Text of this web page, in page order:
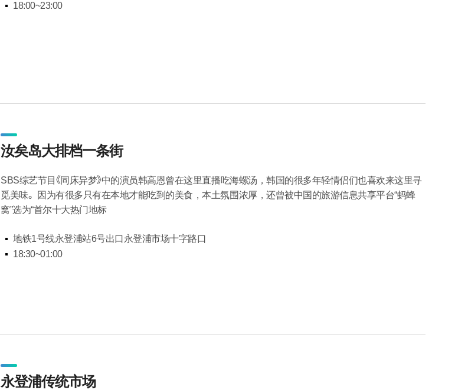
18:00~23:00
汝矣岛大排档一条街
SBS综艺节目《同床异梦》中的演员韩高恩曾在这里直播吃海螺汤，韩国的很多年轻情侣们也喜欢来这里寻
觅美味。因为有很多只有在本地才能吃到的美食，本土氛围浓厚，还曾被中国的旅游信息共享平台“蚂蜂
窝”选为“首尔十大热门地标
地铁1号线永登浦站6号出口永登浦市场十字路口
18:30~01:00
永登浦传统市场